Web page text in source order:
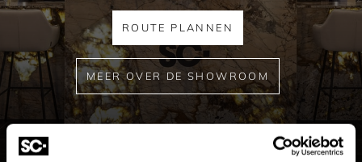
ROUTE PLANNEN
MEER OVER DE SHOWROOM